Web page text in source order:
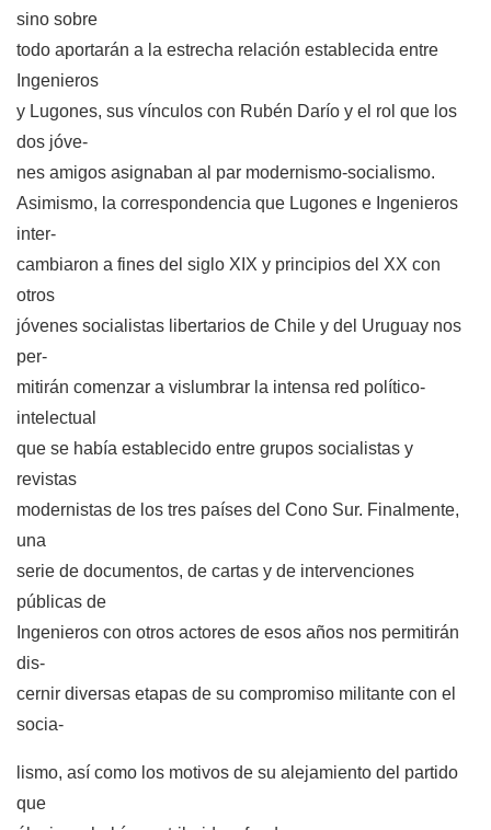
sino sobre
todo aportarán a la estrecha relación establecida entre
Ingenieros
y Lugones, sus vínculos con Rubén Darío y el rol que los
dos jóve-
nes amigos asignaban al par modernismo-socialismo.
Asimismo, la correspondencia que Lugones e Ingenieros
inter-
cambiaron a fines del siglo XIX y principios del XX con
otros
jóvenes socialistas libertarios de Chile y del Uruguay nos
per-
mitirán comenzar a vislumbrar la intensa red político-
intelectual
que se había establecido entre grupos socialistas y
revistas
modernistas de los tres países del Cono Sur. Finalmente,
una
serie de documentos, de cartas y de intervenciones
públicas de
Ingenieros con otros actores de esos años nos permitirán
dis-
cernir diversas etapas de su compromiso militante con el
socia-
lismo, así como los motivos de su alejamiento del partido
que